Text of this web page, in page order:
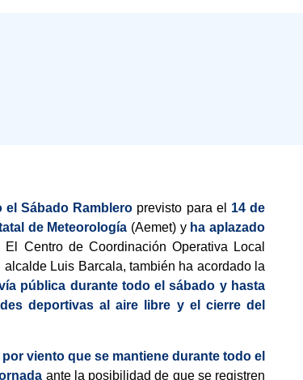
el Sábado Ramblero previsto para el 14 de
de Meteorología (Aemet) yha aplazado
El Centro de Coordinación Operativa Local
Luis Barcala, también ha acordado la
pública durante todo el sábado y hasta
deportivas al aire libre y el cierre del
viento que se mantiene durante todo el
ante la posibilidad de que se registren